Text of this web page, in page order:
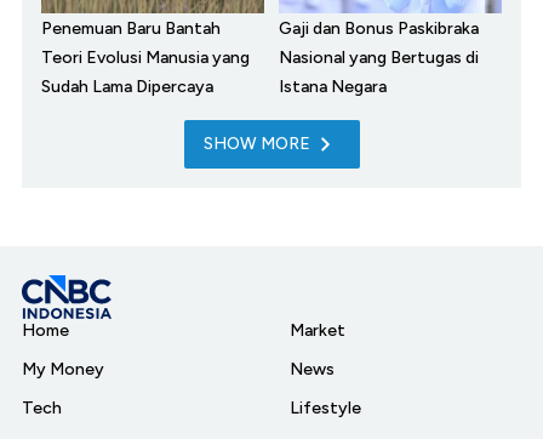
Penemuan Baru Bantah
Teori Evolusi Manusia yang
Sudah Lama Dipercaya
Gaji dan Bonus Paskibraka
Nasional yang Bertugas di
Istana Negara
SHOW MORE
Home
My Money
Tech
Market
News
Lifestyle